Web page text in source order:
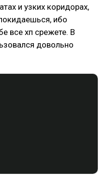
и узких коридорах,
ибо
все хп срежете. В
довольно